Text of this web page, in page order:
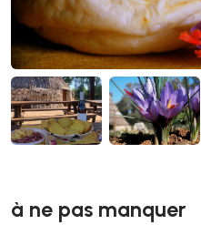
à ne pas manquer